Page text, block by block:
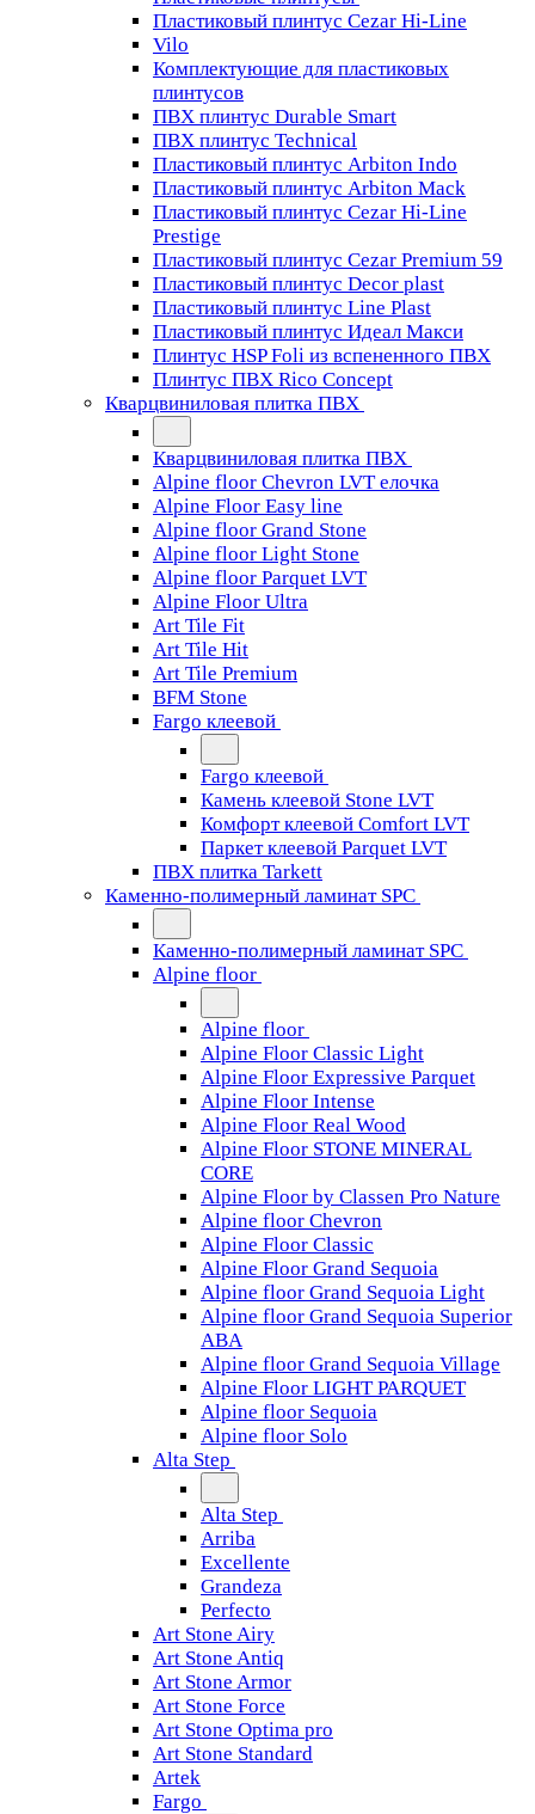
Пластиковый плинтус Cezar Hi-Line
Vilo
Комплектующие для пластиковых
плинтусов
ПВХ плинтус Durable Smart
ПВХ плинтус Technical
Пластиковый плинтус Arbiton Indo
Пластиковый плинтус Arbiton Mack
Пластиковый плинтус Cezar Hi-Line
Prestige
Пластиковый плинтус Cezar Premium 59
Пластиковый плинтус Decor plast
Пластиковый плинтус Line Plast
Пластиковый плинтус Идеал Макси
Плинтус HSP Foli из вспененного ПВХ
Плинтус ПВХ Rico Concept
Кварцвиниловая плитка ПВХ
Кварцвиниловая плитка ПВХ
Alpine floor Chevron LVT елочка
Alpine Floor Easy line
Alpine floor Grand Stone
Alpine floor Light Stone
Alpine floor Parquet LVT
Alpine Floor Ultra
Art Tile Fit
Art Tile Hit
Art Tile Premium
BFM Stone
Fargo клеевой
Fargo клеевой
Камень клеевой Stone LVT
Комфорт клеевой Comfort LVT
Паркет клеевой Parquet LVT
ПВХ плитка Tarkett
Каменно-полимерный ламинат SPC
Каменно-полимерный ламинат SPC
Alpine floor
Alpine floor
Alpine Floor Classic Light
Alpine Floor Expressive Parquet
Alpine Floor Intense
Alpine Floor Real Wood
Alpine Floor STONE MINERAL
CORE
Alpine Floor by Classen Pro Nature
Alpine floor Chevron
Alpine Floor Classic
Alpine Floor Grand Sequoia
Alpine floor Grand Sequoia Light
Alpine floor Grand Sequoia Superior
ABA
Alpine floor Grand Sequoia Village
Alpine Floor LIGHT PARQUET
Alpine floor Sequoia
Alpine floor Solo
Alta Step
Alta Step
Arriba
Excellente
Grandeza
Perfecto
Art Stone Airy
Art Stone Antiq
Art Stone Armor
Art Stone Force
Art Stone Optima pro
Art Stone Standard
Artek
Fargo